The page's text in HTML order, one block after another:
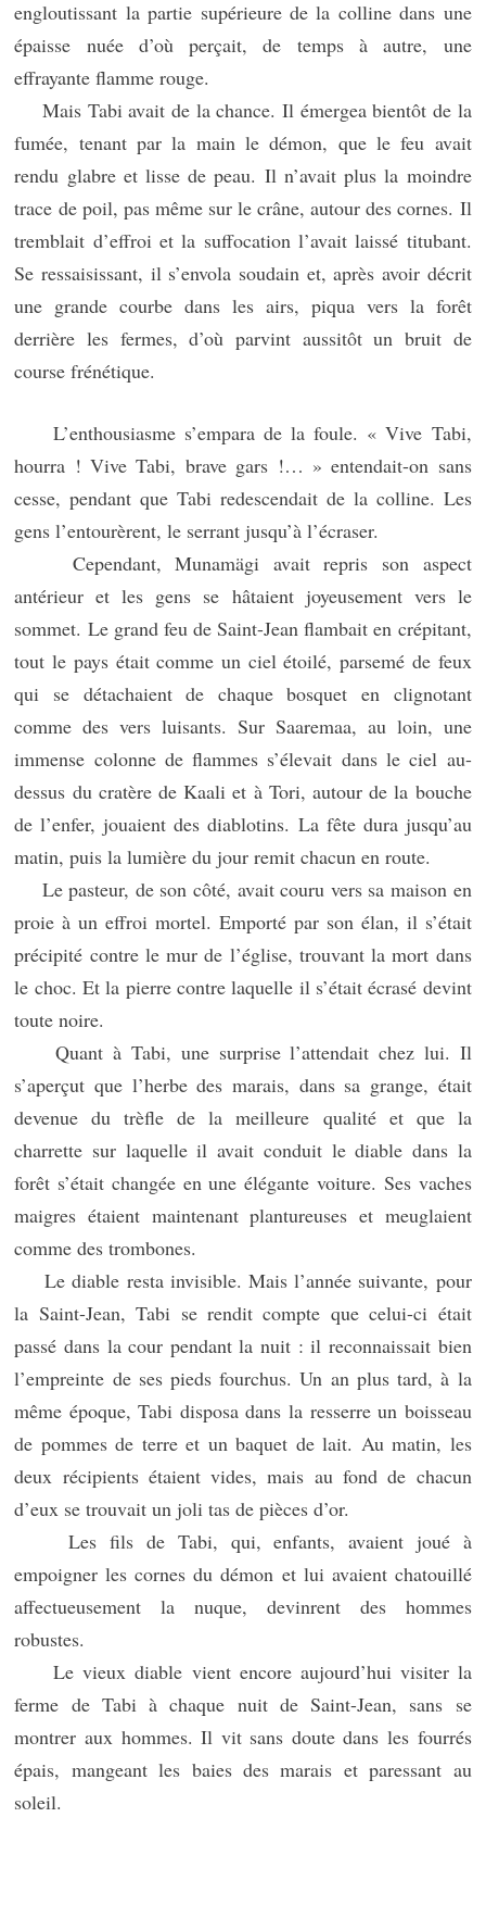
engloutissant la partie supérieure de la colline dans une
épaisse nuée d’où perçait, de temps à autre, une
effrayante flamme rouge.
Mais Tabi avait de la chance. Il émergea bientôt de la
fumée, tenant par la main le démon, que le feu avait
rendu glabre et lisse de peau. Il n’avait plus la moindre
trace de poil, pas même sur le crâne, autour des cornes. Il
tremblait d’effroi et la suffocation l’avait laissé titubant.
Se ressaisissant, il s’envola soudain et, après avoir décrit
une grande courbe dans les airs, piqua vers la forêt
derrière les fermes, d’où parvint aussitôt un bruit de
course frénétique.
L’enthousiasme s’empara de la foule. « Vive Tabi,
hourra ! Vive Tabi, brave gars !… » entendait-on sans
cesse, pendant que Tabi redescendait de la colline. Les
gens l’entourèrent, le serrant jusqu’à l’écraser.
Cependant, Munamägi avait repris son aspect
antérieur et les gens se hâtaient joyeusement vers le
sommet. Le grand feu de Saint-Jean flambait en crépitant,
tout le pays était comme un ciel étoilé, parsemé de feux
qui se détachaient de chaque bosquet en clignotant
comme des vers luisants. Sur Saaremaa, au loin, une
immense colonne de flammes s’élevait dans le ciel au-
dessus du cratère de Kaali et à Tori, autour de la bouche
de l’enfer, jouaient des diablotins. La fête dura jusqu’au
matin, puis la lumière du jour remit chacun en route.
Le pasteur, de son côté, avait couru vers sa maison en
proie à un effroi mortel. Emporté par son élan, il s’était
précipité contre le mur de l’église, trouvant la mort dans
le choc. Et la pierre contre laquelle il s’était écrasé devint
toute noire.
Quant à Tabi, une surprise l’attendait chez lui. Il
s’aperçut que l’herbe des marais, dans sa grange, était
devenue du trèfle de la meilleure qualité et que la
charrette sur laquelle il avait conduit le diable dans la
forêt s’était changée en une élégante voiture. Ses vaches
maigres étaient maintenant plantureuses et meuglaient
comme des trombones.
Le diable resta invisible. Mais l’année suivante, pour
la Saint-Jean, Tabi se rendit compte que celui-ci était
passé dans la cour pendant la nuit : il reconnaissait bien
l’empreinte de ses pieds fourchus. Un an plus tard, à la
même époque, Tabi disposa dans la resserre un boisseau
de pommes de terre et un baquet de lait. Au matin, les
deux récipients étaient vides, mais au fond de chacun
d’eux se trouvait un joli tas de pièces d’or.
Les fils de Tabi, qui, enfants, avaient joué à
empoigner les cornes du démon et lui avaient chatouillé
affectueusement la nuque, devinrent des hommes
robustes.
Le vieux diable vient encore aujourd’hui visiter la
ferme de Tabi à chaque nuit de Saint-Jean, sans se
montrer aux hommes. Il vit sans doute dans les fourrés
épais, mangeant les baies des marais et paressant au
soleil.